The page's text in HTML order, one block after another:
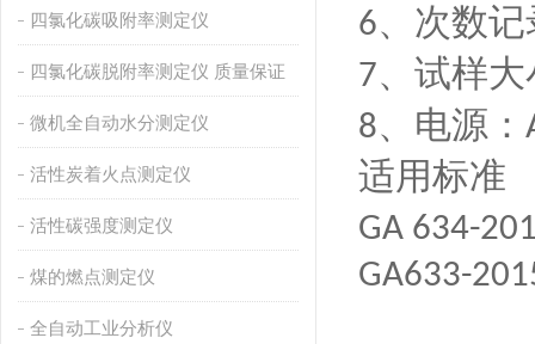
四氯化碳吸附率测定仪
四氯化碳脱附率测定仪 质量保证
微机全自动水分测定仪
活性炭着火点测定仪
活性碳强度测定仪
煤的燃点测定仪
全自动工业分析仪
6、次数
7、试样
8、电源：
适用标准
GA 634-
GA633-